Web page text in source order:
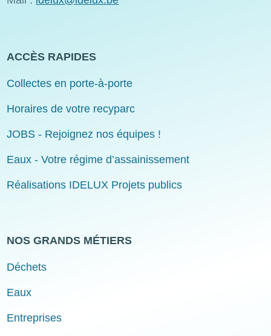
ACCÈS RAPIDES
Collectes en porte-à-porte
Horaires de votre recyparc
JOBS - Rejoignez nos équipes !
Eaux - Votre régime d’assainissement
Réalisations IDELUX Projets publics
NOS GRANDS MÉTIERS
Déchets
Eaux
Entreprises